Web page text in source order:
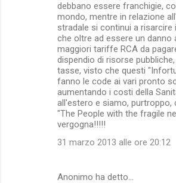
debbano essere franchigie,
mondo, mentre in relazione
stradale si continui a risarcire
che oltre ad essere un danno
maggiori tariffe RCA da
dispendio di risorse
tasse, visto che questi
fanno le code ai vari pronto
aumentando i costi della
all'estero e siamo,
"The People with the fragile
vergogna!!!!!
31 marzo 2013 alle ore 20:12
Anonimo ha detto…